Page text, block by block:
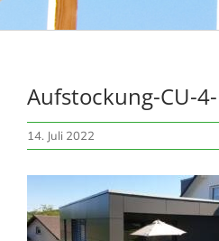
Aufstockung-CU-
14. Juli 2022